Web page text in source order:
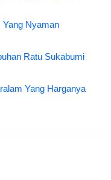
Yang Nyaman
Ratu Sukabumi
Yang Harganya